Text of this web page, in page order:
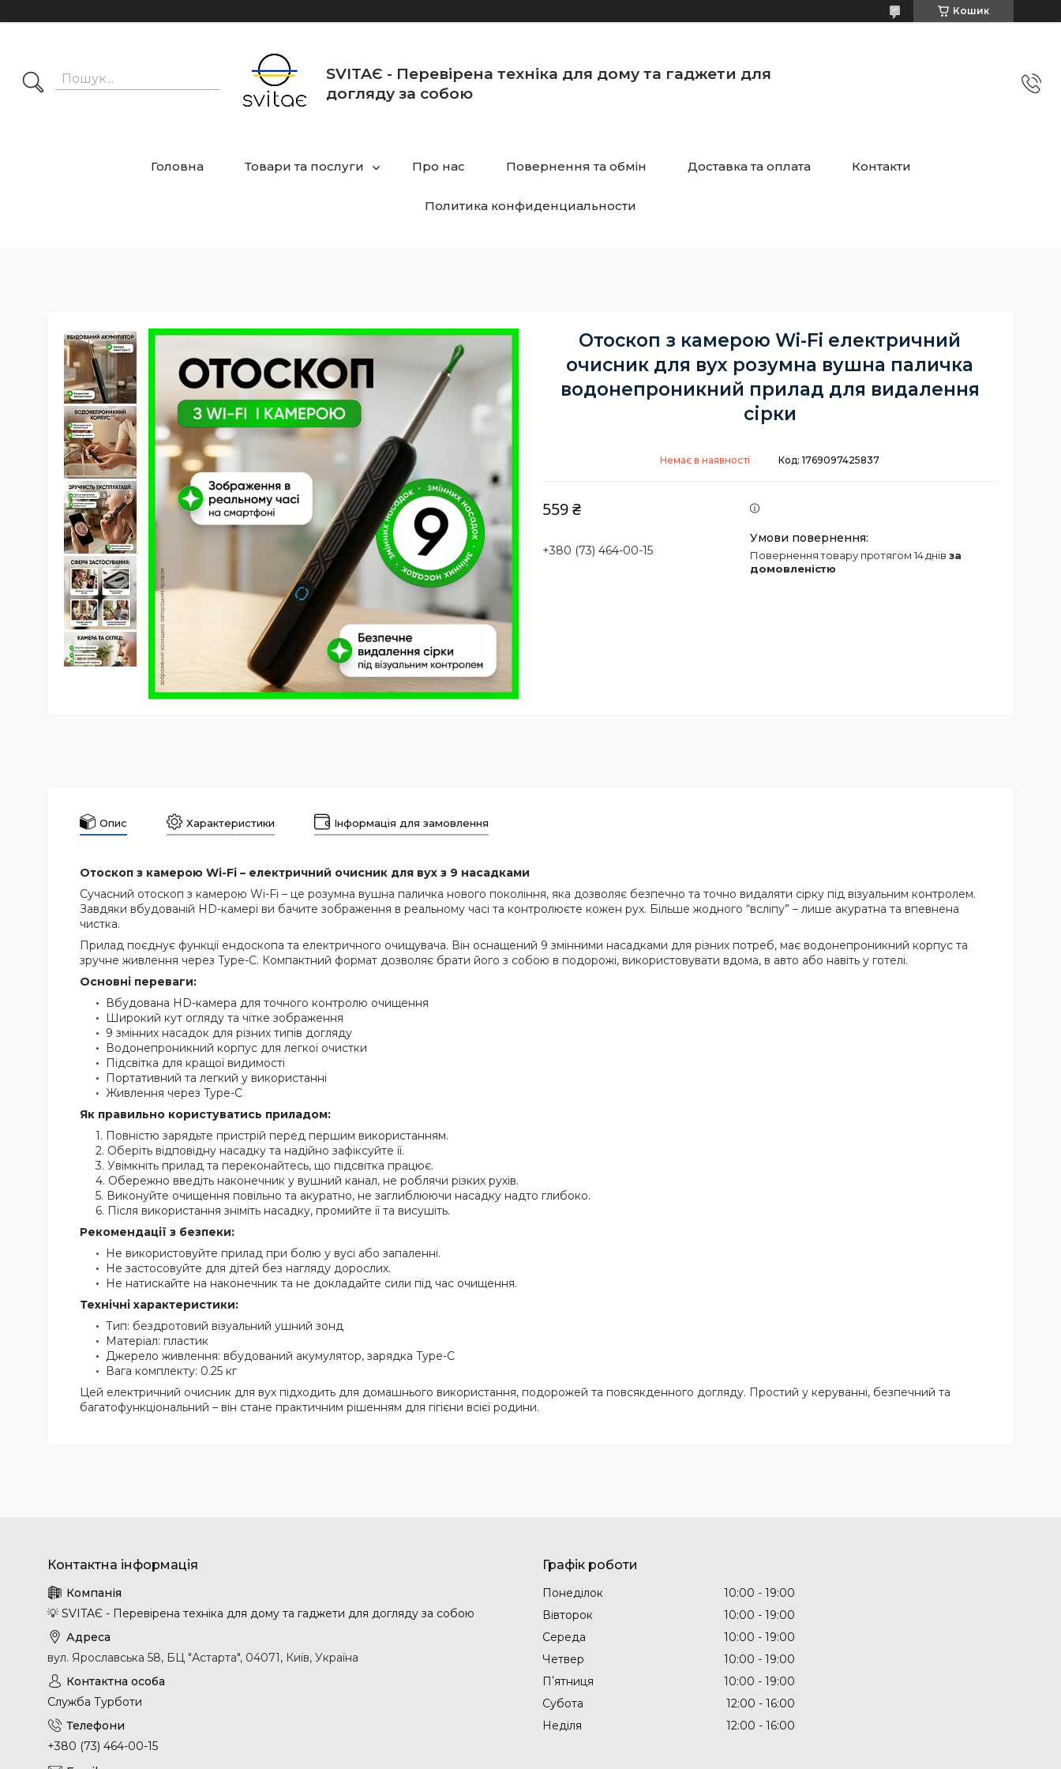
Кошик
SVITAЄ - Перевірена техніка для дому та гаджети для
догляду за собою
Головна Товари та послуги Про нас Повернення та обмін Доставка та оплата Контакти
Политика конфиденциальности
Отоскоп з камерою Wi-Fi електричний
очисник для вух розумна вушна паличка
водонепроникний прилад для видалення
сірки
Немає в наявності Код: 1769097425837
559 ₴
+380 (73) 464-00-15 повернення товару протягом 14 днів за
домовленістю
Опис Характеристики Інформація для замовлення
Отоскоп з камерою Wi-Fi – електричний очисник для вух з 9 насадками
Сучасний отоскоп з камерою Wi-Fi – це розумна вушна паличка нового покоління, яка дозволяє безпечно та точно видаляти сірку під візуальним контролем.
Завдяки вбудованій HD-камері ви бачите зображення в реальному часі та контролюєте кожен рух. Більше жодного “всліпу” – лише акуратна та впевнена
чистка.
Прилад поєднує функції ендоскопа та електричного очищувача. Він оснащений 9 змінними насадками для різних потреб, має водонепроникний корпус та
зручне живлення через Type-C. Компактний формат дозволяє брати його з собою в подорожі, використовувати вдома, в авто або навіть у готелі.
Основні переваги:
Вбудована HD-камера для точного контролю очищення
Широкий кут огляду та чітке зображення
9 змінних насадок для різних типів догляду
Водонепроникний корпус для легкої очистки
Підсвітка для кращої видимості
Портативний та легкий у використанні
Живлення через Type-C
Як правильно користуватись приладом:
Повністю зарядьте пристрій перед першим використанням.
Оберіть відповідну насадку та надійно зафіксуйте її.
Увімкніть прилад та переконайтесь, що підсвітка працює.
Обережно введіть наконечник у вушний канал, не роблячи різких рухів.
Виконуйте очищення повільно та акуратно, не заглиблюючи насадку надто глибоко.
Після використання зніміть насадку, промийте її та висушіть.
Рекомендації з безпеки:
Не використовуйте прилад при болю у вусі або запаленні.
Не застосовуйте для дітей без нагляду дорослих.
Не натискайте на наконечник та не докладайте сили під час очищення.
Технічні характеристики:
Тип: бездротовий візуальний ушний зонд
Матеріал: пластик
Джерело живлення: вбудований акумулятор, зарядка Type-C
Вага комплекту: 0.25 кг
Цей електричний очисник для вух підходить для домашнього використання, подорожей та повсякденного догляду. Простий у керуванні, безпечний та
багатофункціональний – він стане практичним рішенням для гігієни всієї родини.​
💡 SVITAЄ - Перевірена техніка для дому та гаджети для догляду за собою
вул. Ярославська 58, БЦ "Астарта", 04071, Київ, Україна
Служба Турботи
+380 (73) 464-00-15
Графік роботи
Понеділок 10:00
19:00
Вівторок
10:00
19:00
Середа
10:00
19:00
Четвер
10:00
19:00
Пʼятниця
10:00
19:00
Субота
12:00
16:00
Неділя
12:00 16:00